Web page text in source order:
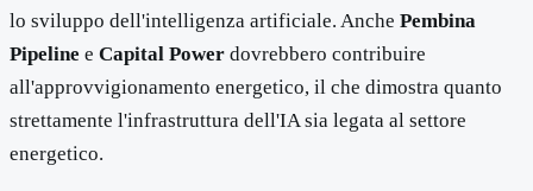
lo sviluppo dell'intelligenza artificiale. Anche Pembina
Pipeline e Capital Power dovrebbero contribuire
all'approvvigionamento energetico, il che dimostra quanto
strettamente l'infrastruttura dell'IA sia legata al settore
energetico.